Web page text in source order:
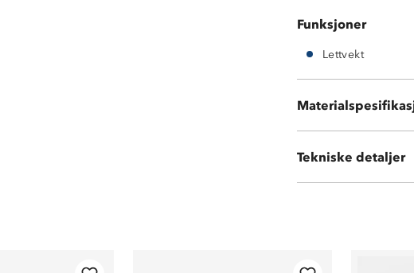
Funksjoner
Lettvekt
Overdel i
Tekniske detaljer
Vekt: 262 g